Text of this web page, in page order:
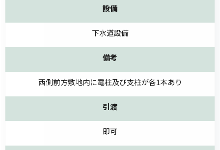
設備
下水道設備
備考
西側前方敷地内に電柱及び支柱が各1本あり
引渡
即可